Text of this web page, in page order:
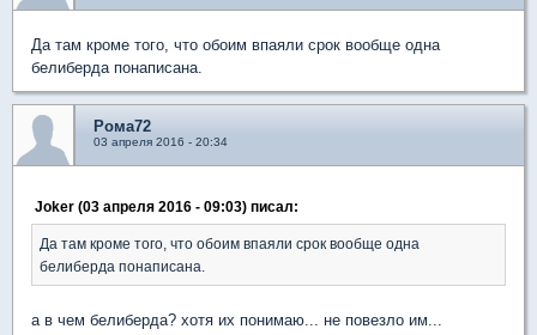
Да там кроме того, что обоим впаяли срок вообще одна
белиберда понаписана.
Рома72
03 апреля 2016 - 20:34
Joker (03 апреля 2016 - 09:03) писал:
Да там кроме того, что обоим впаяли срок вообще одна
белиберда понаписана.
а в чем белиберда? хотя их понимаю... не повезло им...